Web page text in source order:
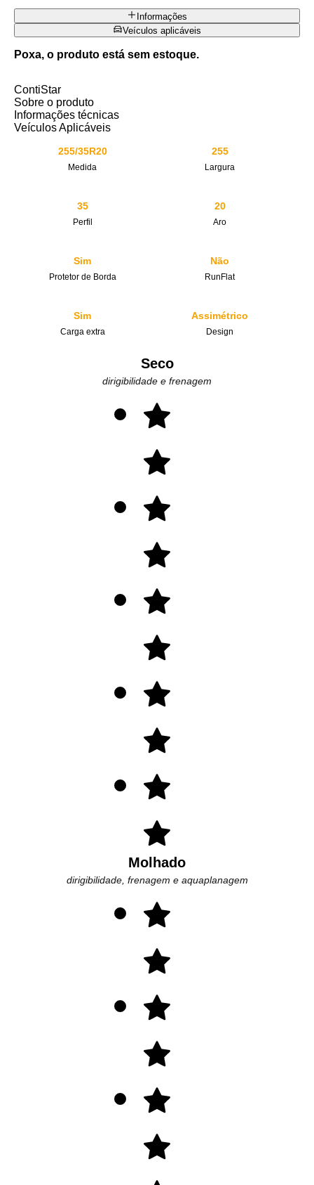
Informações
Veículos aplicáveis
Poxa, o produto está sem estoque.
ContiStar
Sobre o produto
Informações técnicas
Veículos Aplicáveis
255/35R20
Medida
255
Largura
35
Perfil
20
Aro
Sim
Protetor de Borda
Não
RunFlat
Sim
Carga extra
Assimétrico
Design
Seco
dirigibilidade e frenagem
Molhado
dirigibilidade, frenagem e aquaplanagem